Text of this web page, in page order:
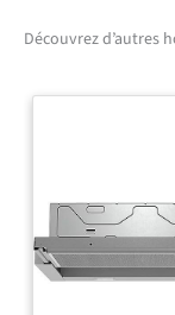
Découvrez d’autres